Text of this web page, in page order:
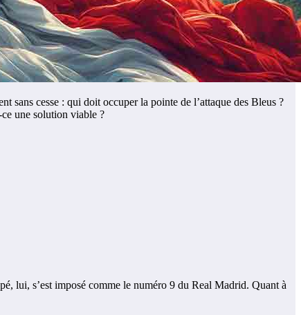
sans cesse : qui doit occuper la pointe de l’attaque des Bleus ?
une solution viable ?
lui, s’est imposé comme le numéro 9 du Real Madrid. Quant à